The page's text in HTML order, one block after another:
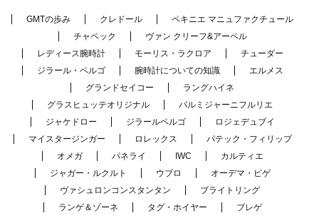
GMTの歩み クレドール
ペキニエ マニュファクチュール
チャペック
ヴァン クリーフ&アーペル
レディース腕時計
モーリス・ラクロア
チューダー
ジラール・ペルゴ
腕時計についての知識
エルメス
グランドセイコー
ラングハイネ
グラスヒュッテオリジナル
パルミジャーニフルリエ
ジャケドロー
ジラールペルゴ
ロジェデュブイ
マイスタージンガー
ロレックス
パテック・フィリップ
オメガ
パネライ IWC
カルティエ
ジャガー・ルクルト
ウブロ
オーデマ・ピゲ
ヴァシュロンコンスタンタン
ブライトリング
ランゲ＆ゾーネ
タグ・ホイヤー
ブレゲ